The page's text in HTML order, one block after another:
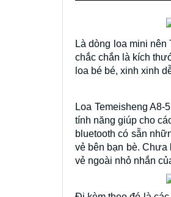
Là dòng loa mini
chắc chắn là kích
loa bé bé, xinh xinh
Loa Temeisheng
tính năng giúp cho
bluetooth có sẵn
vẻ bên bạn bè. Chưa
vẻ ngoài nhỏ nhắn